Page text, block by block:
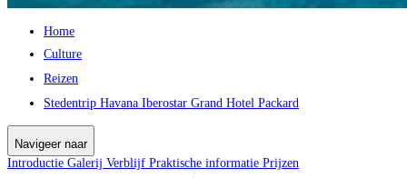
Home
Culture
Reizen
Stedentrip Havana Iberostar Grand Hotel Packard
Navigeer naar
Introductie Galerij Verblijf Praktische informatie Prijzen